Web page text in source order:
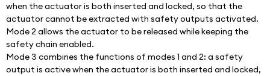
when the actuator is both inserted and locked, so that the
actuator cannot be extracted with safety outputs activated.
Mode 2 allows the actuator to be released while keeping the
safety chain enabled.
Mode 3 combines the functions of modes 1 and 2: a safety
output is active when the actuator is both inserted and locked,